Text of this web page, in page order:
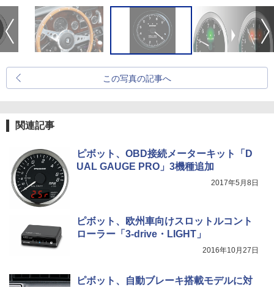
この写真の記事へ
関連記事
ピボット、OBD接続メーターキット「D
UAL GAUGE PRO」3機種追加
2017年5月8日
ピボット、欧州車向けスロットルコント
ローラー「3-drive・LIGHT」
2016年10月27日
ピボット、自動ブレーキ搭載モデルに対